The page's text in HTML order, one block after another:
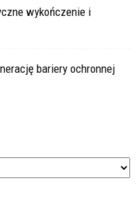
wykończenie i
bariery ochronnej